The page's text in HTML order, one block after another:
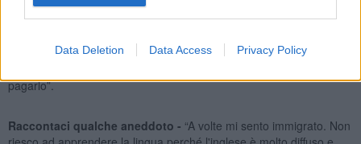
Data Deletion Data Access Privacy Policy
Dove vivi e con chi? -“Vivo con una ragazza russa e il padrone di
e il suo gatto. Abbiamo camere singole e la casa è spaziosa ma gli
pagarlo”.
Raccontaci qualche aneddoto - “A volte mi sento immigrato. Non